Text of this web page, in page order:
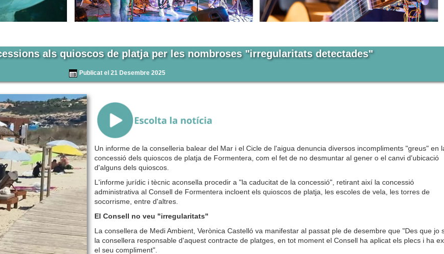
als quioscos de platja per les nombroses "irregularitats detectades"
Publicat el 21 Desembre 2025
{Play}
Un informe de la conselleria balear del Mar i el Cicle de l'aigua denuncia diversos incompliments "greus" en
concessió dels quioscos de platja de Formentera, com el fet de no desmuntar al gener o el canvi d'ubicació
d'alguns dels quioscos.
L'informe jurídic i tècnic aconsella procedir a "la caducitat de la concessió", retirant així la concessió
administrativa al Consell de Formentera incloent els quioscos de platja, les escoles de vela, les torres de
socorrisme, entre d'altres.
El Consell no veu "irregularitats"
La consellera de Medi Ambient, Verònica Castelló va manifestar al passat ple de desembre que "Des que jo
la consellera responsable d'aquest contracte de platges, en tot moment el Consell ha aplicat els plecs i ha
el seu compliment".